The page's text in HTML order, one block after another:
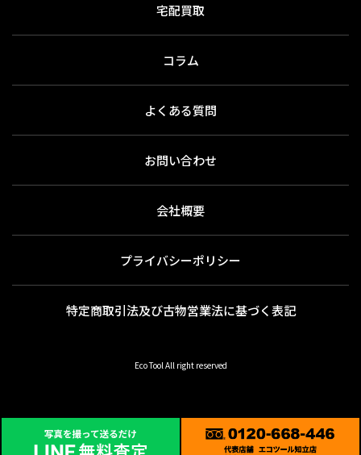
宅配買取
コラム
よくある質問
お問い合わせ
会社概要
プライバシーポリシー
特定商取引法及び古物営業法に基づく表記
Eco Tool All right reserved